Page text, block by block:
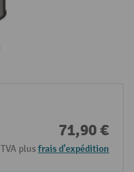
71,90 €
plusfrais d'expédition